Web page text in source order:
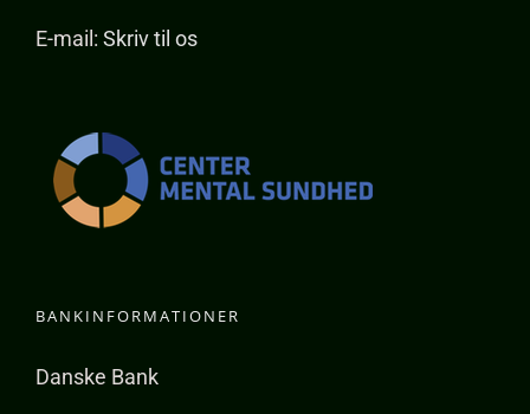
E-mail: Skriv til os
BANKINFORMATIONER
Danske Bank